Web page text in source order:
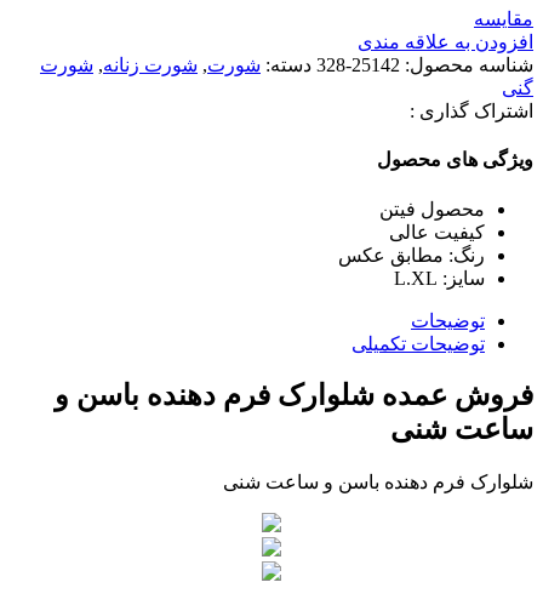
مقایسه
افزودن به علاقه مندی
شناسه محصول: 25142-328 دسته: شورت, شورت زنانه, شورت
گنی
اشتراک گذاری :
ویژگی های محصول
محصول فیتن
کیفیت عالی
رنگ: مطابق عکس
سایز: L.XL
توضیحات
توضیحات تکمیلی
فروش عمده شلوارک فرم دهنده باسن و
ساعت شنی
شلوارک فرم دهنده باسن و ساعت شنی